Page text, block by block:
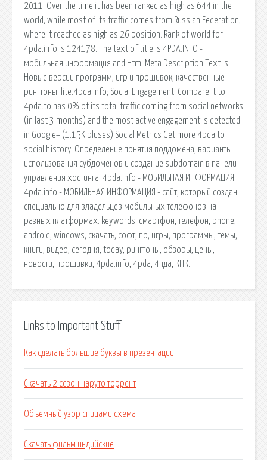
2011. Over the time it has been ranked as high as 644 in the
world, while most of its traffic comes from Russian Federation,
where it reached as high as 26 position. Rank of world for
4pda.info is 124178. The text of title is 4PDA.INFO -
мобильная информация and Html Meta Description Text is
Новые версии программ, игр и прошивок, качественные
рингтоны. lite.4pda.info; Social Engagement. Compare it to
4pda.to has 0% of its total traffic coming from social networks
(in last 3 months) and the most active engagement is detected
in Google+ (1.15K pluses) Social Metrics Get more 4pda.to
social history. Определение понятия поддомена, варианты
использования cубдоменов и создание subdomain в панели
управления хостинга. 4pda.info - МОБИЛЬНАЯ ИНФОРМАЦИЯ.
4pda.info - МОБИЛЬНАЯ ИНФОРМАЦИЯ - сайт, который создан
специально для владельцев мобильных телефонов на
разных платформах. keywords: смартфон, телефон, phone,
android, windows, скачать, софт, по, игры, программы, темы,
книги, видео, сегодня, today, рингтоны, обзоры, цены,
новости, прошивки, 4pda.info, 4pda, 4пда, КПК.
Links to Important Stuff
Как сделать большие буквы в презентации
Скачать 2 сезон наруто торрент
Объемный узор спицами схема
Скачать фильм индийские